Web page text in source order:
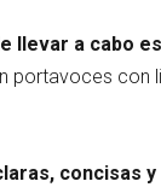
llevar a cabo
portavoces con
concisas